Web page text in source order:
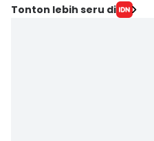
Editor
Tonton lebih seru di